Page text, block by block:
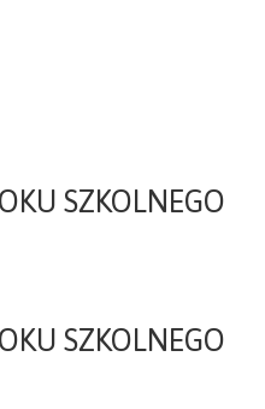
SZKOLNEGO
SZKOLNEGO